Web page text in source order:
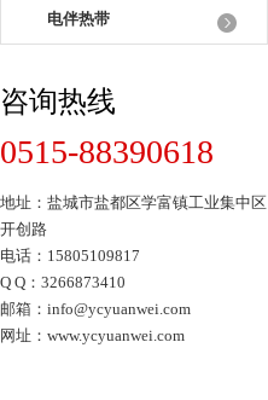
电伴热带
咨询热线
0515-88390618
地址：盐城市盐都区学富镇工业集中区
开创路
电话：15805109817
Q Q：3266873410
邮箱：info@ycyuanwei.com
网址：www.ycyuanwei.com